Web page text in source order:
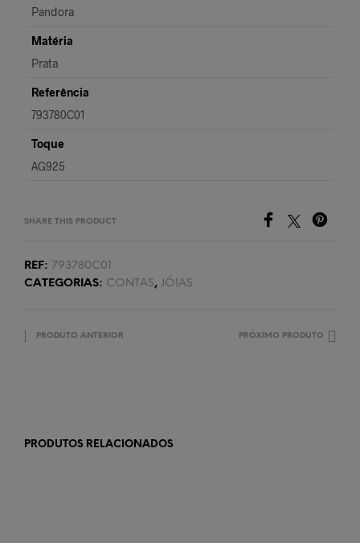
Pandora
Matéria
Prata
Referência
793780C01
Toque
AG925
SHARE THIS PRODUCT
REF: 793780C01
CATEGORIAS: CONTAS, JÓIAS
PRODUTO ANTERIOR PRÓXIMO PRODUTO
PRODUTOS RELACIONADOS